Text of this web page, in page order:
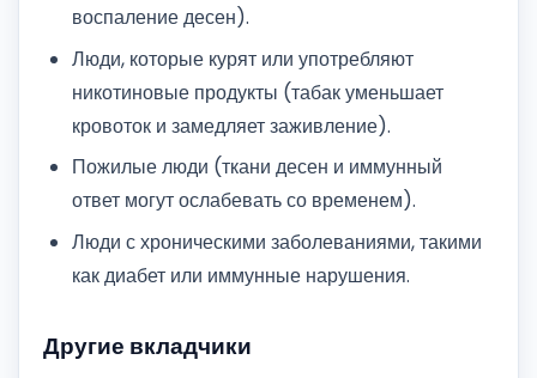
воспаление десен).
Люди, которые курят или употребляют
никотиновые продукты (табак уменьшает
кровоток и замедляет заживление).
Пожилые люди (ткани десен и иммунный
ответ могут ослабевать со временем).
Люди с хроническими заболеваниями, такими
как диабет или иммунные нарушения.
Другие вкладчики